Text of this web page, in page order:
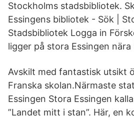
Stockholms stadsbibliotek.
Essingens bibliotek - Sök |
Stadsbibliotek Logga in
ligger på stora Essingen
Avskilt med fantastisk utsikt
Franska skolan.Närmaste
Essingen Stora Essingen
”Landet mitt i stan”. Här, en